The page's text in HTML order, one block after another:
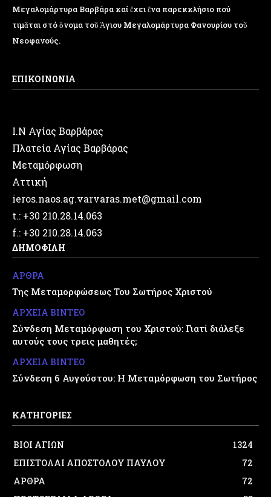
Μεγαλομάρτυρα Βαρβάρα καί ἔχει ἕνα παρεκκλήσιο πού
τιμᾶται στό ὄνομα τοῦ Ἁγιου Μεγαλομάρτυρα Φανουρίου τοῦ
Νεοφανούς.
ΕΠΙΚΟΙΝΩΝΙΑ
Ι.Ν Αγίας Βαρβάρας
Πλατεία Αγίας Βαρβάρας
Μεταμόρφωση
Αττική
ieros.naos.ag.varvaras.met@gmail.com
t.: +30 210.28.14.063
f.: +30 210.28.14.063
ΔΗΜΟΦΙΛΗ
ΑΡΘΡΑ
Της Μεταμορφώσεως Του Σωτήρος Χριστού
ΑΡΧΕΙΑ ΒΙΝΤΕΟ
Σύνδεση Μεταμόρφωση του Χριστού: Γιατί διάλεξε
αυτούς τους τρεις μαθητές;
ΑΡΧΕΙΑ ΒΙΝΤΕΟ
Σύνδεση 6 Αυγούστου: Η Μεταμόρφωση του Σωτήρος
ΚΑΤΗΓΟΡΙΕΣ
ΒΙΟΙ ΑΓΙΩΝ
1324
ΕΠΙΣΤΟΛΑΙ ΑΠΟΣΤΟΛΟΥ ΠΑΥΛΟΥ
72
ΑΡΘΡΑ
72